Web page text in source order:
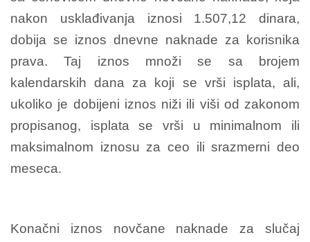
nakon usklađivanja iznosi 1.507,12 dinara,
dobija se iznos dnevne naknade za korisnika
prava. Taj iznos množi se sa brojem
kalendarskih dana za koji se vrši isplata, ali,
ukoliko je dobijeni iznos niži ili viši od zakonom
propisanog, isplata se vrši u minimalnom ili
maksimalnom iznosu za ceo ili srazmerni deo
meseca.
Konačni iznos novčane naknade za slučaj